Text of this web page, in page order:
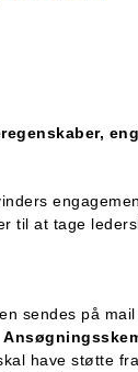
til at tage
sendes på
have støtte